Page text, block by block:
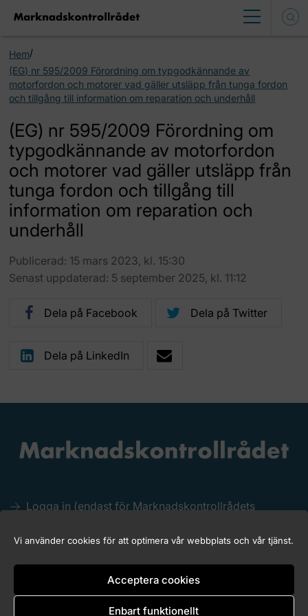
Vi använder cookies för att optimera vår webbplats och vår tjänst.
Acceptera cookies
Enbart funktionellt
Hem/
(EG) nr 595/2009 Förordning om typgodkännande av
motorfordon och motorer vad gäller utsläpp från tunga fordon
och tillgång till information om reparation och underhåll
(EG) nr 595/2009 Förordning om
typgodkännande av motorfordon
och motorer vad gäller utsläpp från
tunga fordon och tillgång till
information om reparation och
underhåll
Publicerad: 15 mars 2023, kl. 15:30
Senast uppdaterad: 5 september 2025, kl. 11:12
Dela på Facebook Dela på Twitter
Dela på LinkedIn
Logga in (endast för Marknadskontrollrådets
Kakor (Cookies)